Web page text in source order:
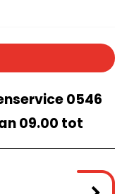
0546
09.00 tot